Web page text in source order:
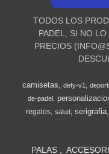
TODOS LOS
PADEL, SI NO
PRECIOS (
camisetas defy-v1
de-padel
regalos
salud serigrafia
PALAS